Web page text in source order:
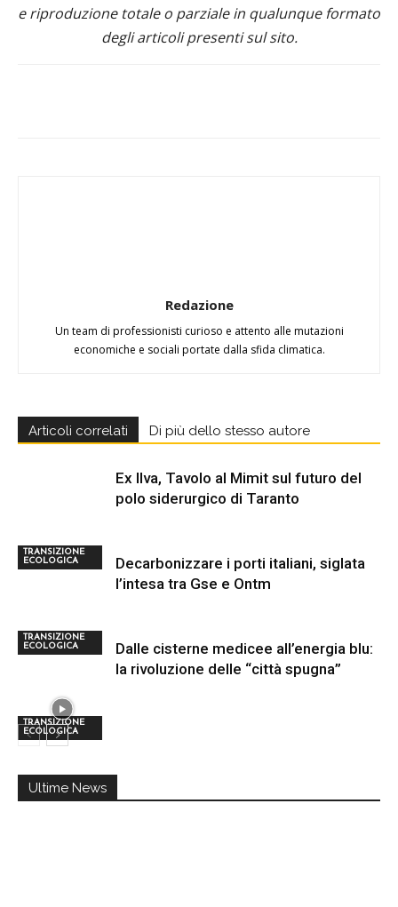
e riproduzione totale o parziale in qualunque formato
degli articoli presenti sul sito.
Redazione
Un team di professionisti curioso e attento alle mutazioni
economiche e sociali portate dalla sfida climatica.
Articoli correlati Di più dello stesso autore
TRANSIZIONE
ECOLOGICA
Ex Ilva, Tavolo al Mimit sul futuro del
polo siderurgico di Taranto
TRANSIZIONE
ECOLOGICA
Decarbonizzare i porti italiani, siglata
l’intesa tra Gse e Ontm
TRANSIZIONE
ECOLOGICA
Dalle cisterne medicee all’energia blu:
la rivoluzione delle “città spugna”
Ultime News